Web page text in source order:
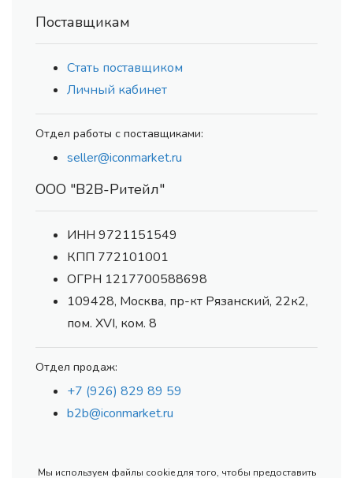
Поставщикам
Стать поставщиком
Личный кабинет
Отдел работы с поставщиками:
seller@iconmarket.ru
ООО "В2В-Ритейл"
ИНН 9721151549
КПП 772101001
ОГРН 1217700588698
109428, Москва, пр-кт Рязанский, 22к2,
пом. XVI, ком. 8
Отдел продаж:
+7 (926) 829 89 59
b2b@iconmarket.ru
Мы используем файлы cookie для того, чтобы предоставить